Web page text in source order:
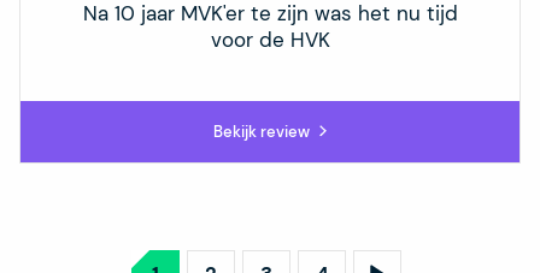
Na 10 jaar MVK'er te zijn was het nu tijd
voor de HVK
Bekijk review